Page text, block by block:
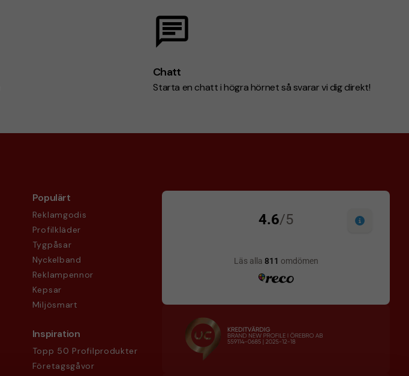
Chatt
Starta en chatt i högra hörnet så svarar vi dig direkt!
Populärt
Reklamgodis
Profilkläder
Tygpåsar
Nyckelband
Reklampennor
Kepsar
Miljösmart
Inspiration
Topp 50 Profilprodukter
Företagsgåvor